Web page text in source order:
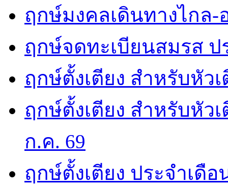
ฤกษ์มงคลเดินทางไกล-
ฤกษ์จดทะเบียนสมรส ป
ฤกษ์ตั้งเตียง สำหรับหัว
ฤกษ์ตั้งเตียง สำหรับหัว
ก.ค. 69
ฤกษ์ตั้งเตียง ประจำเดือ